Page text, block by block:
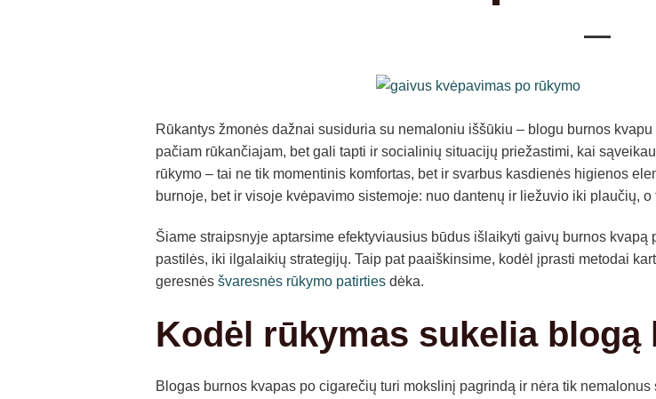
Rūkantys žmonės dažnai susiduria su nemaloniu iššūkiu – blogu burnos
pačiam rūkančiajam, bet gali tapti ir socialinių situacijų priežastimi, kai
rūkymo – tai ne tik momentinis komfortas, bet ir svarbus kasdienės higienos
burnoje, bet ir visoje kvėpavimo sistemoje: nuo dantenų ir liežuvio iki plaučių, o
Šiame straipsnyje aptarsime efektyviausius būdus išlaikyti gaivų burnos
pastilės, iki ilgalaikių strategijų. Taip pat paaiškinsime, kodėl įprasti metodai
geresnės švaresnės rūkymo patirtiesdėka.
Kodėl rūkymas sukelia blogą
Blogas burnos kvapas po cigarečių turi mokslinį pagrindą ir nėra tik